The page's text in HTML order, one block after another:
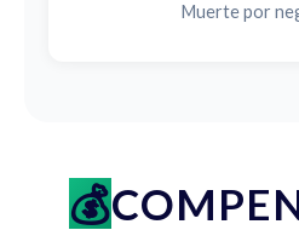
Muerte por